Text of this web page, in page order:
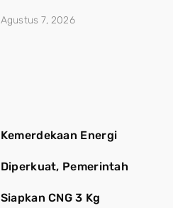
Agustus 7, 2026
Kemerdekaan Energi
Diperkuat, Pemerintah
Siapkan CNG 3 Kg